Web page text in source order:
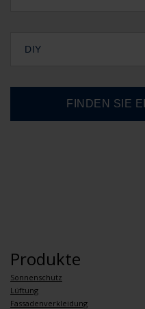
DIY
Produkte
Sonnenschutz
Lüftung
Fassadenverkleidung